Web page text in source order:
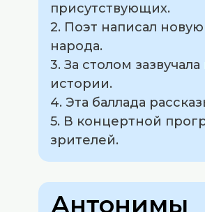
присутствующих.
2. Поэт написал
народа.
3. За столом
истории.
4. Эта баллада
5. В концертной
зрителей.
Антонимы